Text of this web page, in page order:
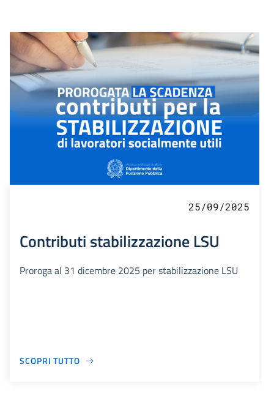
25/09/2025
Contributi stabilizzazione LSU
Proroga al 31 dicembre 2025 per stabilizzazione LSU
SCOPRI TUTTO